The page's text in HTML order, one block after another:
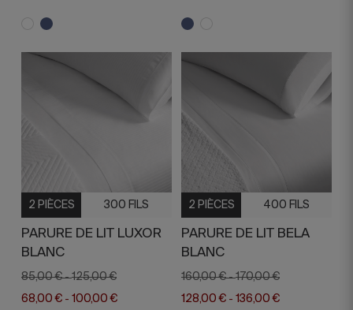
2 PIÈCES 300 FILS
PARURE DE LIT LUXOR
BLANC
85,00 € -125,00 €
68,00 € - 100,00 €
2 PIÈCES 400 FILS
PARURE DE LIT BELA
BLANC
160,00 € -170,00 €
128,00 € - 136,00 €